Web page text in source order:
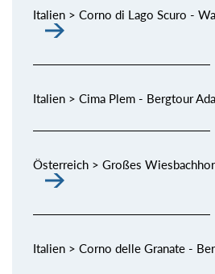
Italien > Corno di Lago Scuro -
Italien > Cima Plem - Bergtour
Österreich > Großes
Italien > Corno delle Granate -